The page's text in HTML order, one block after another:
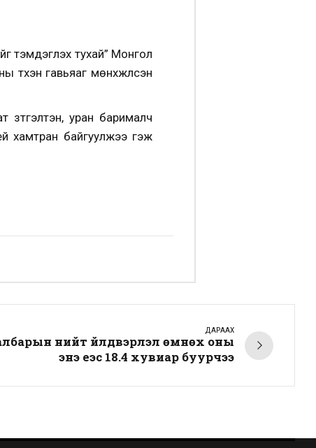
тэмдэглэх тухай” Монгол
гавьяаг мөнхжүүлсэн
зүтгэлтэн, уран барималч
хамтран байгуулжээ гэж
ДАРААХ
нийт үйлдвэрлэл өмнөх оны
энэ үеэс 18.4 хувиар буурчээ